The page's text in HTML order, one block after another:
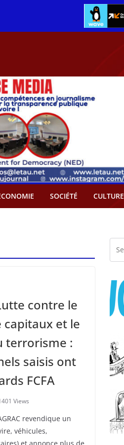
SOCIÉTÉ CULTURE
contre le
et le
terrorisme :
saisis ont
FCFA
Views
revendique un
véhicules,